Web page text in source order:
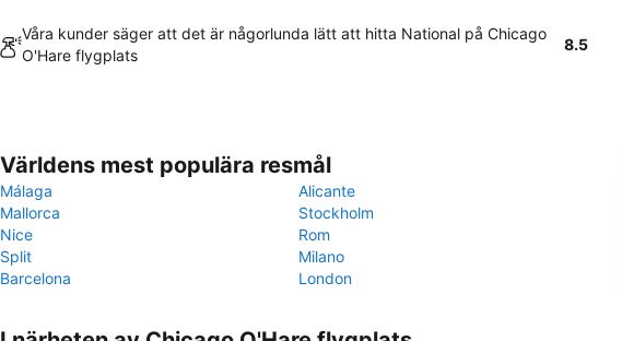
Våra kunder säger att det är någorlunda lätt att hitta National på Chicago
O'Hare flygplats
8.5
Världens mest populära resmål
Málaga
Alicante
Mallorca
Stockholm
Nice
Rom
Split
Milano
Barcelona
London